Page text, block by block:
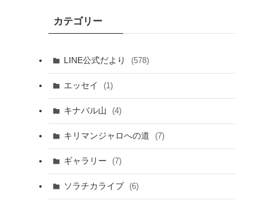
ブカテゴリー
LINE公式だより (578)
エッセイ (1)
キナバル山 (4)
キリマンジャロへの道 (7)
ギャラリー (7)
ソラチカライブ (6)